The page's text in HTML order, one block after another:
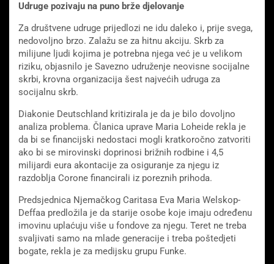
Udruge pozivaju na puno brže djelovanje
Za društvene udruge prijedlozi ne idu daleko i, prije svega,
nedovoljno brzo. Zalažu se za hitnu akciju. Skrb za
milijune ljudi kojima je potrebna njega već je u velikom
riziku, objasnilo je Savezno udruženje neovisne socijalne
skrbi, krovna organizacija šest najvećih udruga za
socijalnu skrb.
Diakonie Deutschland kritizirala je da je bilo dovoljno
analiza problema. Članica uprave Maria Loheide rekla je
da bi se financijski nedostaci mogli kratkoročno zatvoriti
ako bi se mirovinski doprinosi brižnih rodbine i 4,5
milijardi eura akontacije za osiguranje za njegu iz
razdoblja Corone financirali iz poreznih prihoda.
Predsjednica Njemačkog Caritasa Eva Maria Welskop-
Deffaa predložila je da starije osobe koje imaju određenu
imovinu uplaćuju više u fondove za njegu. Teret ne treba
svaljivati ​​samo na mlade generacije i treba poštedjeti
bogate, rekla je za medijsku grupu Funke.